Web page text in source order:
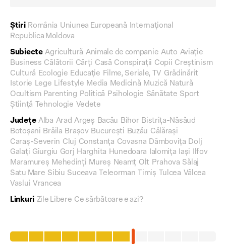
Știri România Uniunea Europeană Internațional
Republica Moldova
Subiecte Agricultură Animale de companie Auto Aviație
Business Călătorii Cărți Casă Conspirații Copii Creștinism
Cultură Ecologie Educație Filme, Seriale, TV Grădinărit
Istorie Lege Lifestyle Media Medicină Muzică Natură
Ocultism Parenting Politică Psihologie Sănătate Sport
Știință
Tehnologie Vedete
Județe Alba Arad Argeș Bacău Bihor Bistrița-Năsăud
Botoșani Brăila Brașov București Buzău Călărași
Caraș-Severin Cluj Constanța Covasna Dâmbovița Dolj
Galați Giurgiu Gorj Harghita Hunedoara Ialomița Iași Ilfov
Maramureș Mehedinți Mureș Neamț Olt Prahova Sălaj
Satu Mare Sibiu Suceava Teleorman Timiș Tulcea Vâlcea
Vaslui Vrancea
Linkuri Zile Libere Ce sărbătoare e azi?